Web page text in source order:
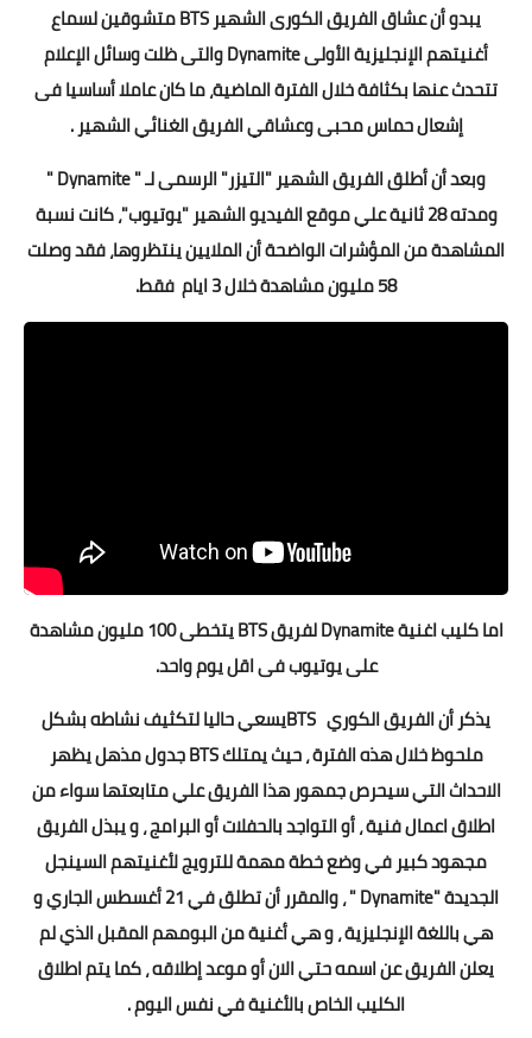
يبدو أن عشاق الفريق الكورى الشهير BTS متشوقين لسماع
أغنيتهم الإنجليزية الأولى Dynamite والتى ظلت وسائل الإعلام
تتحدث عنها بكثافة خلال الفترة الماضية، ما كان عاملا أساسيا فى
إشعال حماس محبى وعشاقي الفريق الغنائي الشهير .
وبعد أن أطلق الفريق الشهير "التيزر" الرسمى لـ " Dynamite "
ومدته 28 ثانية علي موقع الفيديو الشهير "يوتيوب"، كانت نسبة
المشاهدة من المؤشرات الواضحة أن الملايين ينتظروها، فقد وصلت
58 مليون مشاهدة خلال 3 ايام فقط.
اما كليب اغنية Dynamite لفريق BTS يتخطى 100 مليون مشاهدة
على يوتيوب فى اقل يوم واحد.
يذكر أن الفريق الكوري BTSيسعي حاليا لتكثيف نشاطه بشكل
ملحوظ خلال هذه الفترة ، حيث يمتلك BTS جدول مذهل يظهر
الاحداث التي سيحرص جمهور هذا الفريق علي متابعتها سواء من
اطلاق اعمال فنية ، أو التواجد بالحفلات أو البرامج ، و يبذل الفريق
مجهود كبير في وضع خطة مهمة للترويج لأغنيتهم السينجل
الجديدة ​​"Dynamite " ، والمقرر أن تطلق في 21 أغسطس الجاري و
هي باللغة الإنجليزية ، و هي أغنية من البومهم المقبل الذي لم
يعلن الفريق عن اسمه حتي الان أو موعد إطلاقه ، كما يتم اطلاق
الكليب الخاص بالأغنية في نفس اليوم .